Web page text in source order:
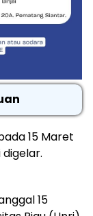
15 Maret
15